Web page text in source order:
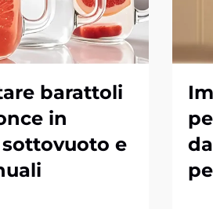
barattoli
in
e